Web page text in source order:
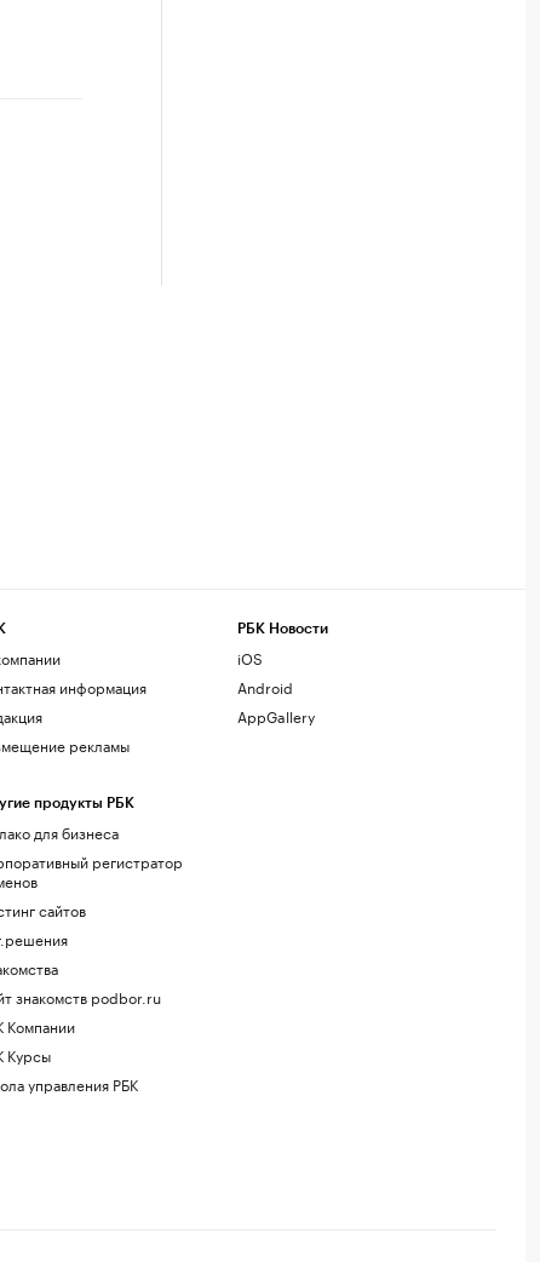
информация
рекламы
продукты РБК
для бизнеса
регистратор
сайтов
знакомств podbor.ru
Компании
Курсы
управления РБК
РБК Новости
iOS
Android
AppGallery